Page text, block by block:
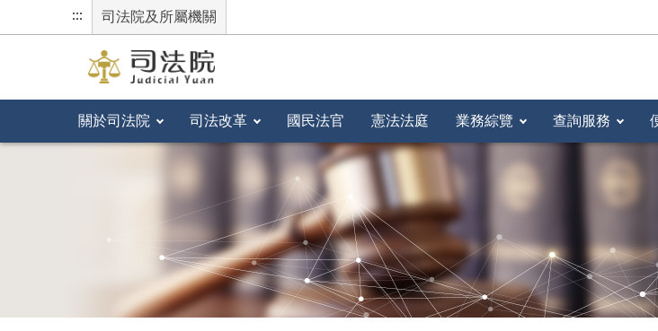
::: 司法院及所屬機關
關於司法院 司法改革 國民法官 憲法法庭 業務綜覽 查詢服務